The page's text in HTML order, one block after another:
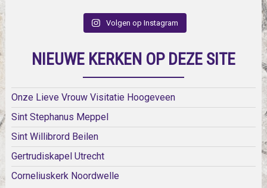
Volgen op Instagram
NIEUWE KERKEN OP DEZE SITE
Onze Lieve Vrouw Visitatie Hoogeveen
Sint Stephanus Meppel
Sint Willibrord Beilen
Gertrudiskapel Utrecht
Corneliuskerk Noordwelle